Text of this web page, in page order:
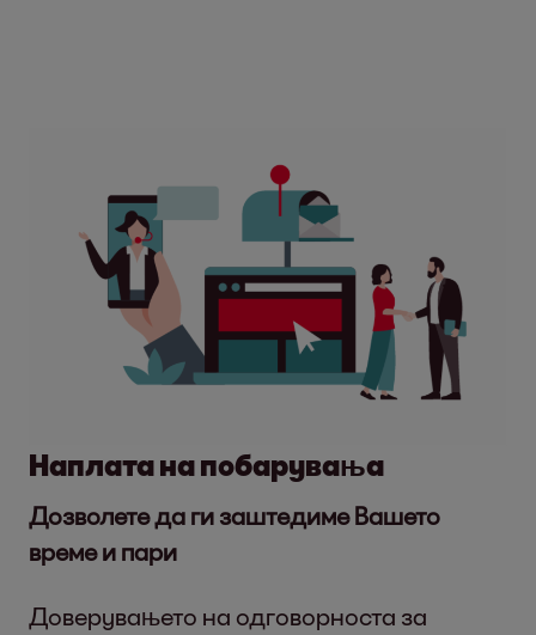
Наплата на побарувања
Дозволете да ги заштедиме Вашето
време и пари
Доверувањето на одговорноста за